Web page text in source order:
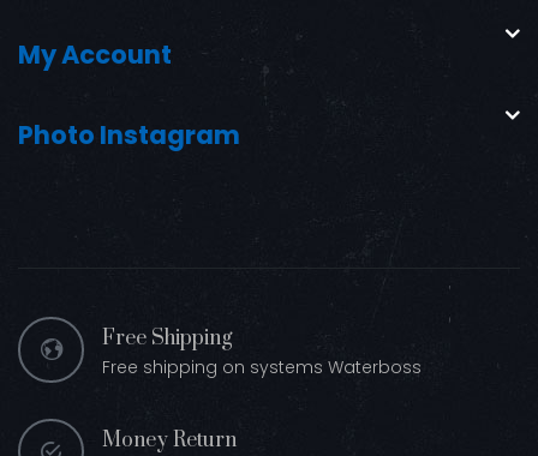
My Account
Photo Instagram
Free Shipping
Free shipping on systems Waterboss
Money Return